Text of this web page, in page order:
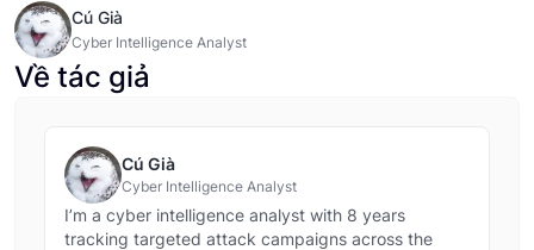
Cú Già
Cyber Intelligence Analyst
Về tác giả
Cú Già
Cyber Intelligence Analyst
I’m a cyber intelligence analyst with 8 years
tracking targeted attack campaigns across the